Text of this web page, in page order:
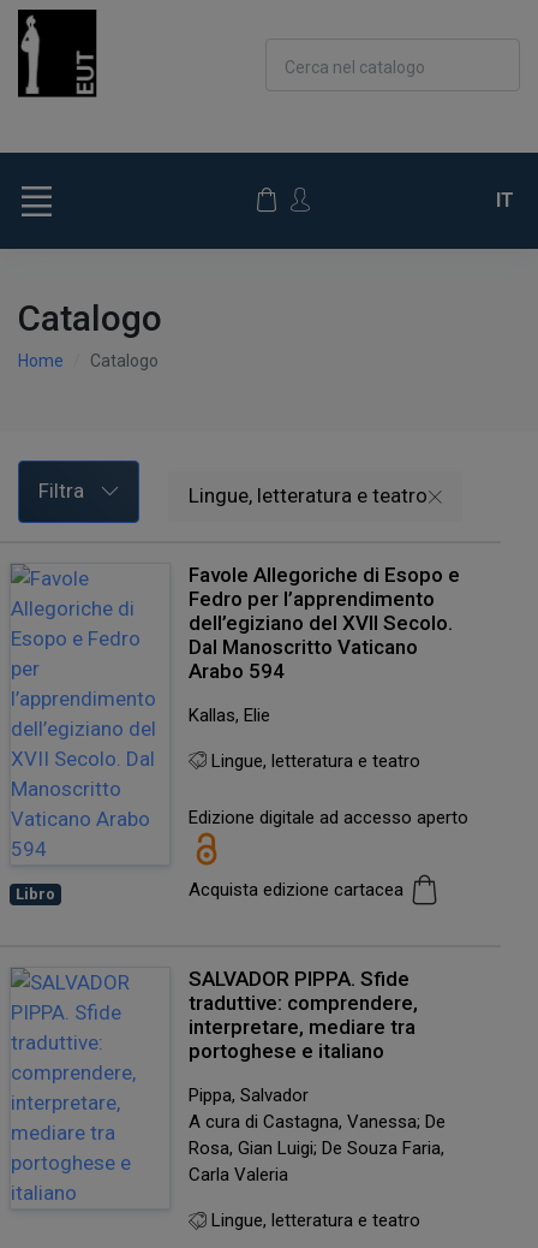
Cerca nel catalogo
IT
Catalogo
Home Catalogo
Filtra Lingue, letteratura e teatro
Libro
Favole Allegoriche di Esopo e
Fedro per l’apprendimento
dell’egiziano del XVII Secolo.
Dal Manoscritto Vaticano
Arabo 594
Kallas, Elie
Lingue, letteratura e teatro
Edizione digitale ad accesso aperto
Acquista edizione cartacea
SALVADOR PIPPA. Sfide
traduttive: comprendere,
interpretare, mediare tra
portoghese e italiano
Pippa, Salvador
A cura di Castagna, Vanessa; De
Rosa, Gian Luigi; De Souza Faria,
Carla Valeria
Lingue, letteratura e teatro